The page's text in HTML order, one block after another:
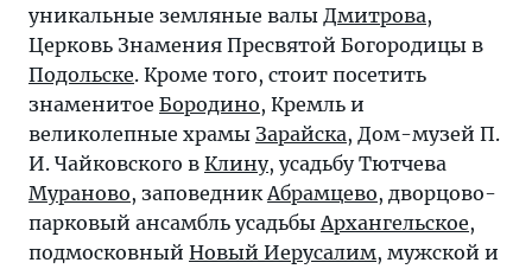
уникальные земляные валы Дмитрова,
Церковь Знамения Пресвятой Богородицы в
Подольске. Кроме того, стоит посетить
знаменитое Бородино, Кремль и
великолепные храмы Зарайска, Дом-музей П.
И. Чайковского в Клину, усадьбу Тютчева
Мураново, заповедникАбрамцево, дворцово-
парковый ансамбль усадьбыАрхангельское,
подмосковный Новый Иерусалим, мужской и